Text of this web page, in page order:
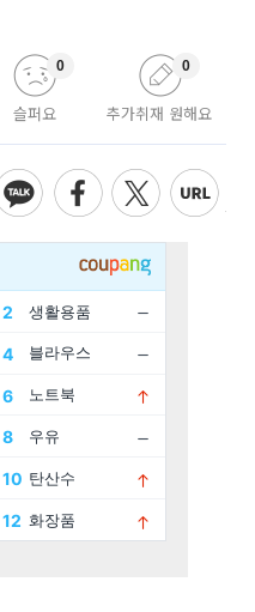
슬퍼요
0
추가취재 원해요
0